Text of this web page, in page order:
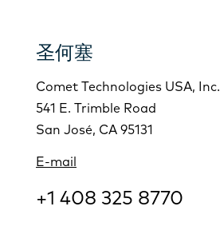
圣何塞
Comet Technologies USA, Inc.
541 E. Trimble Road
San José, CA 95131
E-mail
+1 408 325 8770